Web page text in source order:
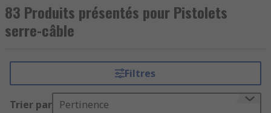
facilement vos colliers de serrage en plastique ou
acier inoxydable. Conçus pour un usage
professionnel intensif, ces outils de serrage
effort, idéal pour les électriciens, techniciens de
maintenance, installateurs réseau et ateliers
industriels.
83 Produits présentés pour Pistolets
serre-câble
Filtres
Trier par Pertinence